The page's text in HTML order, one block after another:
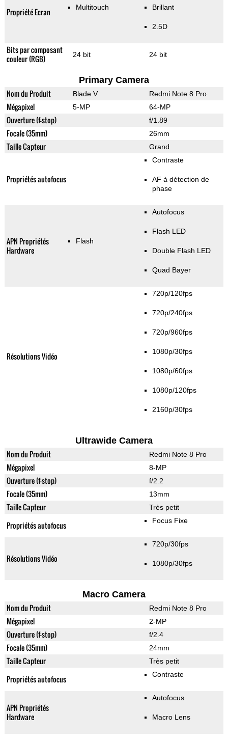
Propriété Ecran Multitouch Brillant
2.5D
Bits par composant
couleur (RGB)
24 bit 24 bit
Primary Camera
Nom du Produit Blade V Redmi Note 8 Pro
Mégapixel 5-MP 64-MP
Ouverture (f-stop) f/1.89
Focale (35mm) 26mm
Taille Capteur Grand
Propriétés autofocus
Contraste
AF à détection de
phase
APN Propriétés
Hardware
Flash
Autofocus
Flash LED
Double Flash LED
Quad Bayer
Résolutions Vidéo
720p/120fps
720p/240fps
720p/960fps
1080p/30fps
1080p/60fps
1080p/120fps
2160p/30fps
Ultrawide Camera
Nom du Produit Redmi Note 8 Pro
Mégapixel 8-MP
Ouverture (f-stop) f/2.2
Focale (35mm) 13mm
Taille Capteur Très petit
Propriétés autofocus Focus Fixe
Résolutions Vidéo
720p/30fps
1080p/30fps
Macro Camera
Nom du Produit Redmi Note 8 Pro
Mégapixel 2-MP
Ouverture (f-stop) f/2.4
Focale (35mm) 24mm
Taille Capteur Très petit
Propriétés autofocus Contraste
APN Propriétés
Hardware
Autofocus
Macro Lens